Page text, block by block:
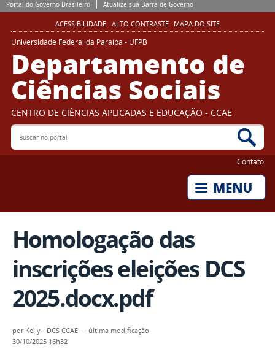
Portal do Governo Brasileiro Atualize sua Barra de Governo
ACESSIBILIDADE ALTO CONTRASTE MAPA DO SITE
Universidade Federal da Paraíba - UFPB
Departamento de
Ciências Sociais
CENTRO DE CIÊNCIAS APLICADAS E EDUCAÇÃO - CCAE
Buscar no portal
Contato
Homologação das
inscrições eleições DCS
2025.docx.pdf
por Kelly - DCS CCAE — última modificação
30/10/2025 16h32